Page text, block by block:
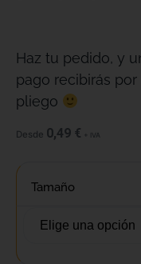
Haz tu pedido, y
pago recibirás
pliego
Desde 0,49 € + IVA
Tamaño